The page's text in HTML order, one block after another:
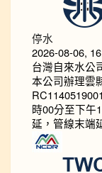
停水
2026-08-06,
台灣自來水公
本公司辦理雲
時00分至下午
延，管線末端